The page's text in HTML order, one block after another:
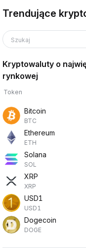
Trendujące
Szukaj
Kryptowaluty o
rynkowej
Token
Bitcoin
BTC
Ethereum
ETH
Solana
SOL
XRP
XRP
USD1
USD1
Dogecoin
DOGE